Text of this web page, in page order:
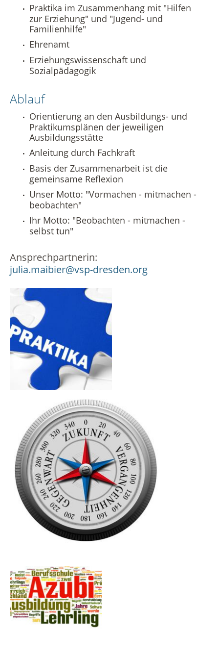
Praktika im Zusammenhang mit "Hilfen
zur Erziehung" und "Jugend- und
Familienhilfe"
Ehrenamt
Erziehungswissenschaft und
Sozialpädagogik
Ablauf
Orientierung an den Ausbildungs- und
Praktikumsplänen der jeweiligen
Ausbildungsstätte
Anleitung durch Fachkraft
Basis der Zusammenarbeit ist die
gemeinsame Reflexion
Unser Motto: "Vormachen - mitmachen -
beobachten"
Ihr Motto: "Beobachten - mitmachen -
selbst tun"
Ansprechpartnerin:
julia.maibier@vsp-dresden.org
Vermietung
Datenschutz in der Beratungsstelle